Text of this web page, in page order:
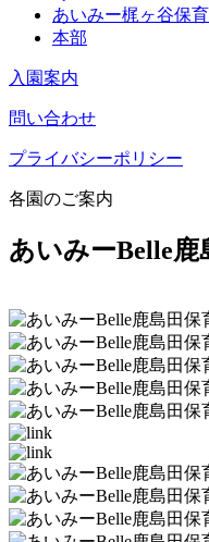
あいみー梶ヶ谷保
本部
入園案内
問い合わせ
プライバシーポリシー
各園のご案内
あいみーBelle